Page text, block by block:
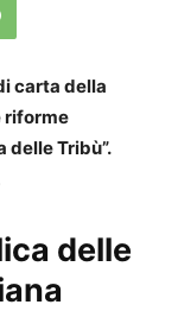
carta della
riforme
delle Tribù”.
delle